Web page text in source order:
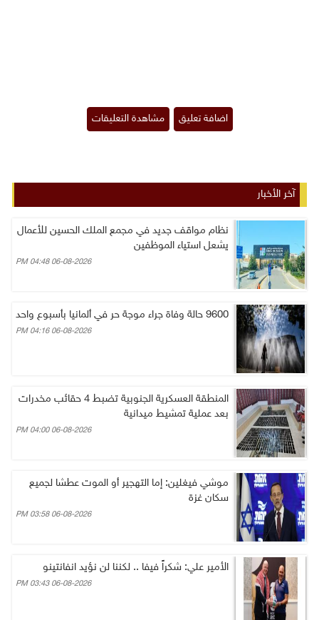
آخر الأخبار
نظام مواقف جديد في مجمع الملك الحسين للأعمال
يشعل استياء الموظفين
06-08-2026 04:48 PM
9600 حالة وفاة جراء موجة حر في ألمانيا بأسبوع واحد
06-08-2026 04:16 PM
المنطقة العسكرية الجنوبية تضبط 4 حقائب مخدرات
بعد عملية تمشيط ميدانية
06-08-2026 04:00 PM
موشي فيغلين: إما التهجير أو الموت عطشا لجميع
سكان غزة
06-08-2026 03:58 PM
الأمير علي: شكراً فيفا .. لكننا لن نؤيد انفانتينو
06-08-2026 03:43 PM